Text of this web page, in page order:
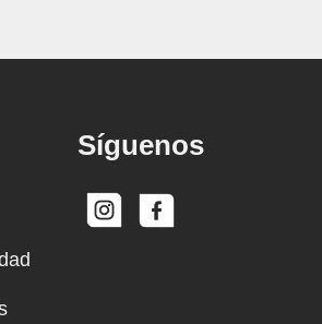
Síguenos